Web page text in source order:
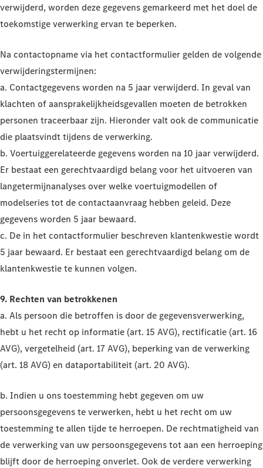
verwijderd, worden deze gegevens gemarkeerd met het doel de
toekomstige verwerking ervan te beperken.
Na contactopname via het contactformulier gelden de volgende
verwijderingstermijnen:
a. Contactgegevens worden na 5 jaar verwijderd. In geval van
klachten of aansprakelijkheidsgevallen moeten de betrokken
personen traceerbaar zijn. Hieronder valt ook de communicatie
die plaatsvindt tijdens de verwerking.
b. Voertuiggerelateerde gegevens worden na 10 jaar verwijderd.
Er bestaat een gerechtvaardigd belang voor het uitvoeren van
langetermijnanalyses over welke voertuigmodellen of
modelseries tot de contactaanvraag hebben geleid. Deze
gegevens worden 5 jaar bewaard.
c. De in het contactformulier beschreven klantenkwestie wordt
5 jaar bewaard. Er bestaat een gerechtvaardigd belang om de
klantenkwestie te kunnen volgen.
9. Rechten van betrokkenen
a. Als persoon die betroffen is door de gegevensverwerking,
hebt u het recht op informatie (art. 15 AVG), rectificatie (art. 16
AVG), vergetelheid (art. 17 AVG), beperking van de verwerking
(art. 18 AVG) en dataportabiliteit (art. 20 AVG).
b. Indien u ons toestemming hebt gegeven om uw
persoonsgegevens te verwerken, hebt u het recht om uw
toestemming te allen tijde te herroepen. De rechtmatigheid van
de verwerking van uw persoonsgegevens tot aan een herroeping
blijft door de herroeping onverlet. Ook de verdere verwerking